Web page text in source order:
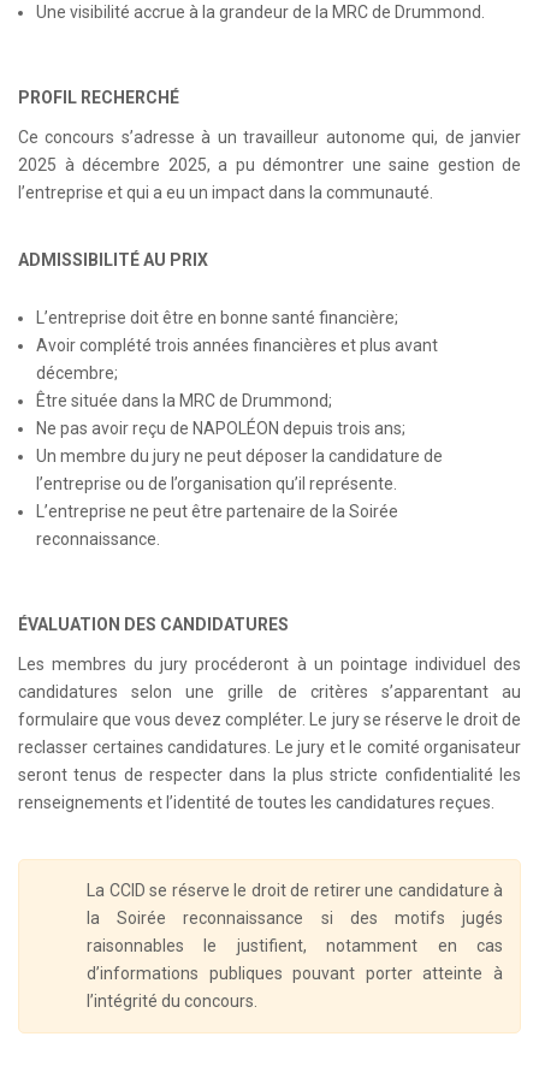
Une visibilité accrue à la grandeur de la MRC de Drummond.
PROFIL RECHERCHÉ
Ce concours s’adresse à un travailleur autonome qui, de janvier
2025 à décembre 2025, a pu démontrer une saine gestion de
l’entreprise et qui a eu un impact dans la communauté.
ADMISSIBILITÉ AU PRIX
L’entreprise doit être en bonne santé financière;
Avoir complété trois années financières et plus avant
décembre;
Être située dans la MRC de Drummond;
Ne pas avoir reçu de NAPOLÉON depuis trois ans;
Un membre du jury ne peut déposer la candidature de
l’entreprise ou de l’organisation qu’il représente.
L’entreprise ne peut être partenaire de la Soirée
reconnaissance.
ÉVALUATION DES CANDIDATURES
Les membres du jury procéderont à un pointage individuel des
candidatures selon une grille de critères s’apparentant au
formulaire que vous devez compléter. Le jury se réserve le droit de
reclasser certaines candidatures. Le jury et le comité organisateur
seront tenus de respecter dans la plus stricte confidentialité les
renseignements et l’identité de toutes les candidatures reçues.
La CCID se réserve le droit de retirer une candidature à
la Soirée reconnaissance si des motifs jugés
raisonnables le justifient, notamment en cas
d’informations publiques pouvant porter atteinte à
l’intégrité du concours.